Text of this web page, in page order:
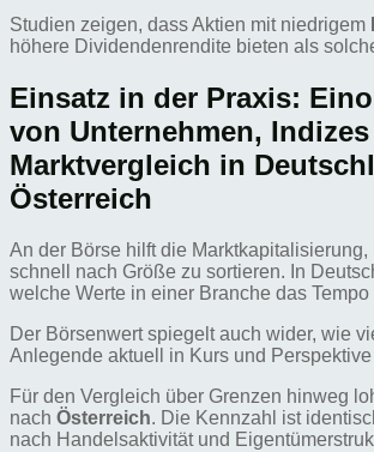
Studien zeigen, dass Aktien mit niedrigem
höhere Dividendenrendite bieten als
Einsatz in der Praxis:
von Unternehmen,
Marktvergleich in
Österreich
An der Börse hilft die Marktkapitalisierung,
schnell nach Größe zu sortieren. In
welche Werte in einer Branche das Tempo
Der Börsenwert spiegelt auch wider, wie
Anlegende aktuell in Kurs und
Für den Vergleich über Grenzen hinweg
nach Österreich. Die Kennzahl ist
nach Handelsaktivität und